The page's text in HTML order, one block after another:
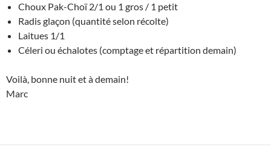
Choux Pak-Choï 2/1 ou 1 gros / 1 petit
Radis glaçon (quantité selon récolte)
Laitues 1/1
Céleri ou échalotes (comptage et répartition demain)
Voilà, bonne nuit et à demain!
Marc